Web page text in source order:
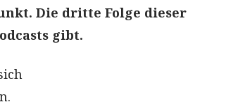
Die dritte Folge dieser
gibt.